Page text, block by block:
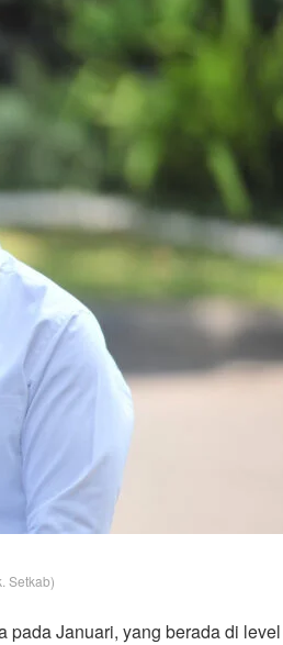
Setkab)
pada Januari, yang berada di level